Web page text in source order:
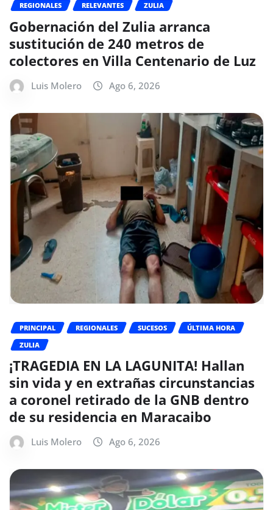
REGIONALES RELEVANTES ZULIA
Gobernación del Zulia arranca
sustitución de 240 metros de
colectores en Villa Centenario de Luz
Luis Molero Ago 6, 2026
PRINCIPAL REGIONALES SUCESOS
ÚLTIMA HORA
ZULIA
¡TRAGEDIA EN LA LAGUNITA! Hallan
sin vida y en extrañas circunstancias
a coronel retirado de la GNB dentro
de su residencia en Maracaibo
Luis Molero Ago 6, 2026